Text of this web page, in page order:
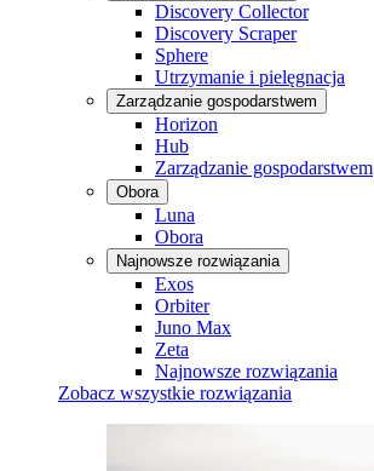
Discovery Collector
Discovery Scraper
Sphere
Utrzymanie i pielęgnacja
Zarządzanie gospodarstwem
Horizon
Hub
Zarządzanie gospodarstwem
Obora
Luna
Obora
Najnowsze rozwiązania
Exos
Orbiter
Juno Max
Zeta
Najnowsze rozwiązania
Zobacz wszystkie rozwiązania